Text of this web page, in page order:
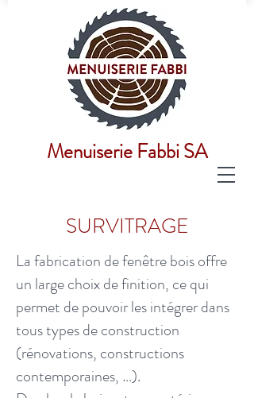
Menuiserie Fabbi SA
SURVITRAGE
La fabrication de fenêtre bois offre
un large choix de finition, ce qui
permet de pouvoir les intégrer dans
tous types de construction
(rénovations, constructions
contemporaines, …).